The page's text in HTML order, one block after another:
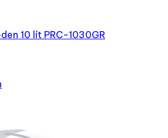
10 lít PRC-1030GR